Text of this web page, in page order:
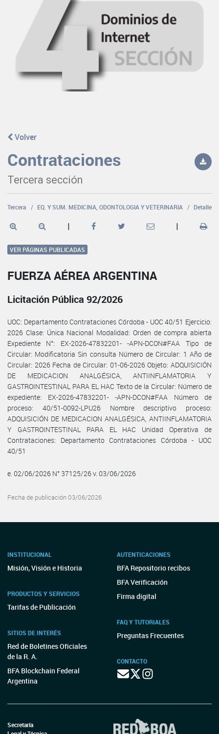
Volver
Contrataciones
Tercera sección
Tercera EQ. Y SUM. MEDICINA, ODONTOLOGIA Y VETERINARIA Detalle
| |
VER PÁGINAS PUBLICADAS
FUERZA AÉREA ARGENTINA
Licitación Pública 92/2026
UOC: Departamento Contrataciones Córdoba - UOC 40/51 Ejercicio:
2026 Clase: Única Nacional Modalidad: Orden de compra abierta
Expediente N°: EX-2026-47832201- -APN-DCON#FAA Tipo de
Circular: Modificatoria Sin consulta Número de Circular: 1 Año de
Circular: 2026 Fecha de Circular: 01-06-2026 Objeto: ADQUISICIÓN
DE MEDICACION ANALGÉSICA, ANTIINFLAMATORIA Y
GASTROINTESTINAL PARA EL HAC Texto de la Circular: Número de
expediente: EX-2026-47832201- -APN-DCON#FAA Número de
proceso: 40/51-0092-LPU26 Nombre descriptivo proceso:
ADQUISICIÓN DE MEDICACION ANALGÉSICA, ANTIINFLAMATORIA
Y GASTROINTESTINAL PARA EL HAC Unidad Operativa de
Contrataciones: Departamento Contrataciones Córdoba - UOC
40/51
e. 02/06/2026 N° 37125/26 v. 03/06/2026
Fecha de publicación 03/06/2026
INSTITUCIONAL
Misión, Visión e Historia
PRODUCTOS Y SERVICIOS
Tarifas de Publicación
SITIOS DE INTERÉS
Red de Boletines Oficiales
de la R. A.
BFA Blockchain Federal
Argentina
AUTENTICACIONES
BFA Repositorio recibos
BFA Verificación
Firma digital
FAQ Y TUTORIALES
Preguntas Frecuentes
CONTACTO
Secretaría